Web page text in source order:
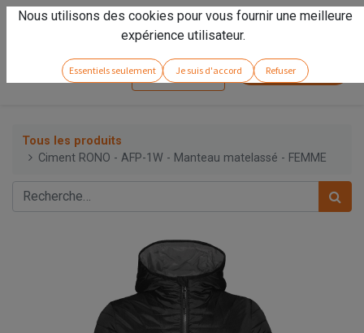
Vivez l'expérienceArseno!
Se connecter Service client
Tous les produits
Ciment RONO - AFP-1W - Manteau matelassé - FEMME
Nous utilisons des cookies pour vous fournir une meilleure
expérience utilisateur.
Essentiels seulement Je suis d'accord Refuser